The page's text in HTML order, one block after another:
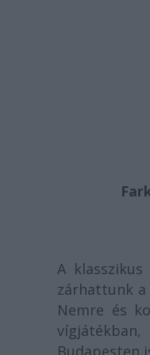
A
zárhattunk
Nemre és
Budapesten